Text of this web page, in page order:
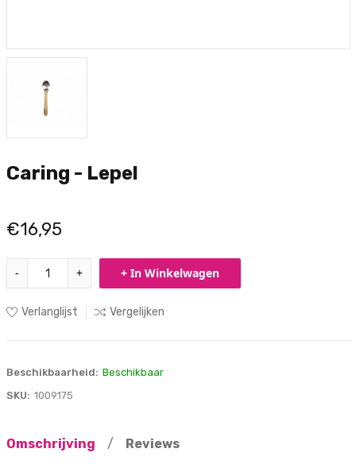
Caring - Lepel
€16,95
- + + In Winkelwagen
Verlanglijst Vergelijken
Beschikbaarheid: Beschikbaar
SKU: 1009175
Omschrijving / Reviews